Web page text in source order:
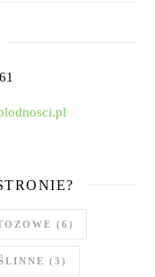
(6)
(3)